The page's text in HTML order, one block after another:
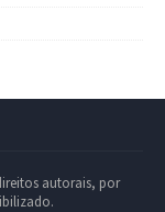
autorais, por